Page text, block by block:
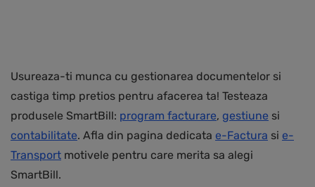
Usureaza-ti munca cu gestionarea documentelor si
castiga timp pretios pentru afacerea ta! Testeaza
produsele SmartBill: program facturare, gestiune si
contabilitate. Afla din pagina dedicata e-Factura si e-
Transport motivele pentru care merita sa alegi
SmartBill.